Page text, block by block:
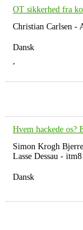
OT sikkerhed fra
Christian Carlsen -
Dansk
,
Hvem hackede
Simon Krogh
Lasse Dessau - itm8
Dansk